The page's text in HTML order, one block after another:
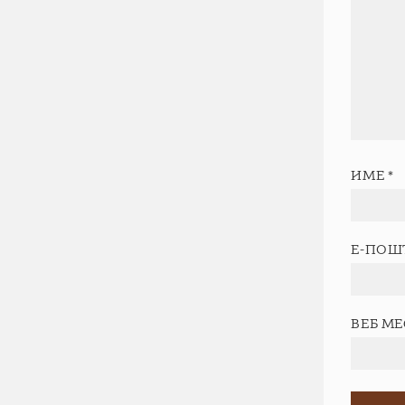
ИМЕ *
Е-
ВЕБ